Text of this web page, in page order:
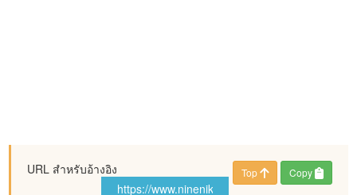
URL สำหรับอ้างอิง Top Copy